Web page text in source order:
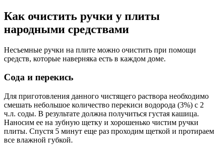
Как очистить ручки у плиты
народными средствами
Несъемные ручки на плите можно очистить при помощи
средств, которые наверняка есть в каждом доме.
Сода и перекись
Для приготовления данного чистящего раствора необходимо
смешать небольшое количество перекиси водорода (3%) с 2
ч.л. соды. В результате должна получиться густая кашица.
Наносим ее на зубную щетку и хорошенько чистим ручки
плиты. Спустя 5 минут еще раз проходим щеткой и протираем
все влажной губкой.